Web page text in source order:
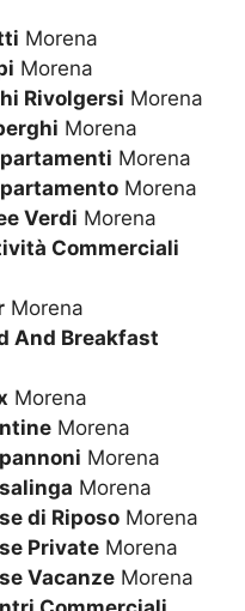
Morena
Morena
Rivolgersi Morena
Morena
Morena
Morena
Verdi Morena
Commerciali
Morena
And Breakfast
Morena
Morena
Morena
Morena
di Riposo Morena
Private Morena
Vacanze Morena